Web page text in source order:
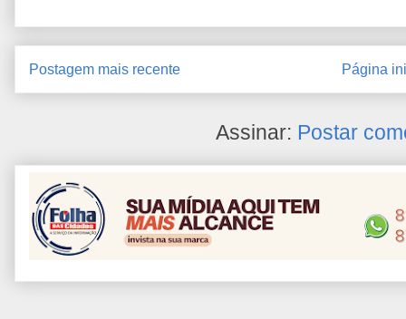
Postagem mais recente Página
Assinar: Postar